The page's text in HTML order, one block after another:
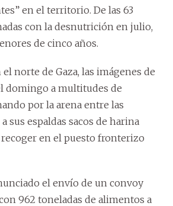
en el territorio. De las 63
con la desnutrición en julio,
de cinco años.
norte de Gaza, las imágenes de
domingo a multitudes de
por la arena entre las
sus espaldas sacos de harina
recoger en el puesto fronterizo
el envío de un convoy
962 toneladas de alimentos a